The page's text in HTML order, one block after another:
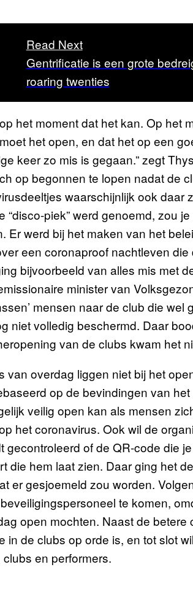
Read Next
Gentrificatie is een grote
roaring twenties
het moment dat het kan. Op het
het open, en dat het op een
keer zo mis is gegaan.” zegt
op begonnen te lopen nadat de
waarschijnlijk ook daar
“disco-piek” werd genoemd, zou
Er werd bij het maken van het
een coronaproof nachtleven die
bijvoorbeeld van alles mis met
minister van
mensen naar de club die wel
niet volledig beschermd. Daar
van de clubs kwam het
van overdag liggen niet bij het
op de bevindingen van
veilig open kan als mensen
het coronavirus. Ook wil de
of de QR-code die
die hem laat zien. Daar ging het
er gesjoemeld zou worden.
te komen,
open mochten. Naast de betere
in de clubs op orde is, en tot slot
en performers.